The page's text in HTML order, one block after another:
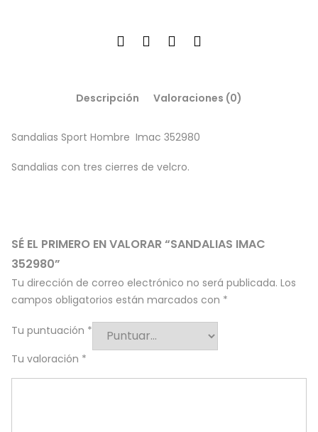
Descripción Valoraciones (0)
Sandalias Sport Hombre Imac 352980
Sandalias con tres cierres de velcro.
SÉ EL PRIMERO EN VALORAR “SANDALIAS IMAC
352980”
Tu dirección de correo electrónico no será publicada. Los
campos obligatorios están marcados con *
Tu puntuación *
Tu valoración *